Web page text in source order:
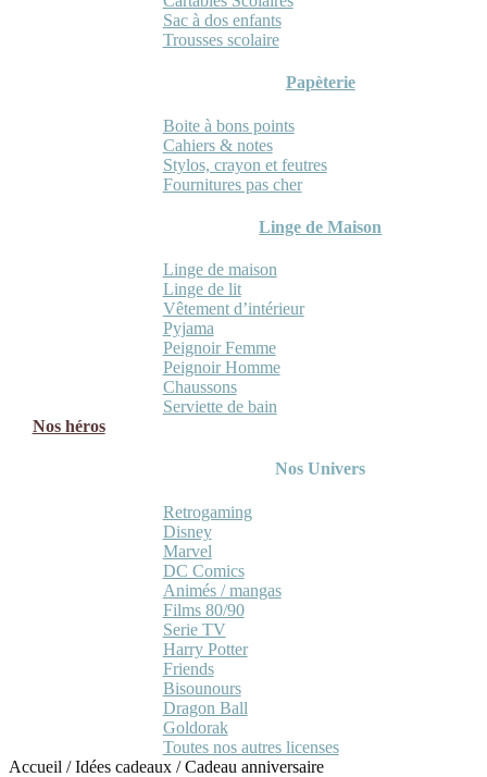
Sac à dos enfants
Trousses scolaire
Papèterie
Boite à bons points
Cahiers & notes
Stylos, crayon et feutres
Fournitures pas cher
Linge de Maison
Linge de maison
Linge de lit
Vêtement d’intérieur
Pyjama
Peignoir Femme
Peignoir Homme
Chaussons
Serviette de bain
Nos héros
Nos Univers
Retrogaming
Disney
Marvel
DC Comics
Animés / mangas
Films 80/90
Serie TV
Harry Potter
Friends
Bisounours
Dragon Ball
Goldorak
Toutes nos autres licenses
Accueil /Idées cadeaux /Cadeau anniversaire